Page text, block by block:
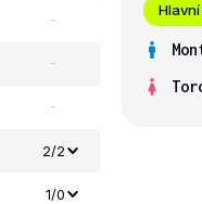
-
-
-
2/2
1/0